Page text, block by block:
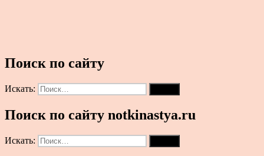
Поиск по сайту
Искать:
Поиск по сайту notkinastya.ru
Искать: